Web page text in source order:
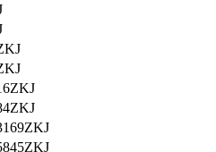
informações comerciais, etc.
ZKJ
ZKJ
ZKJ
ZKJ